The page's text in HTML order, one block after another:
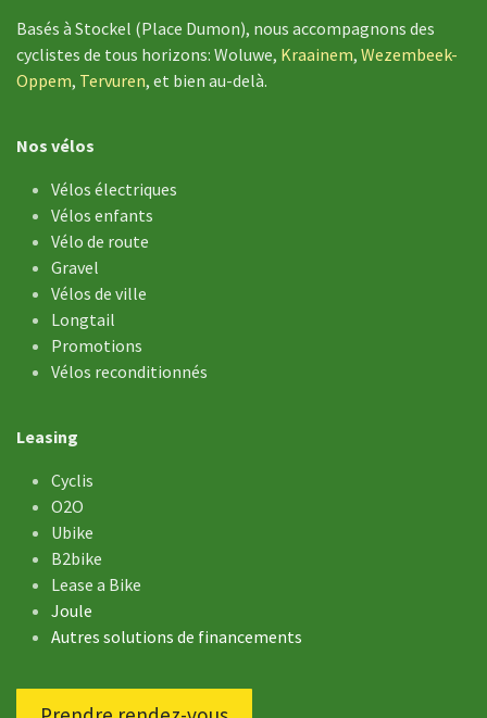
Basés à Stockel (Place Dumon), nous accompagnons des
cyclistes de tous horizons: Woluwe, Kraainem, Wezembeek-
Oppem, Tervuren, et bien au-delà.
Nos vélos
Vélos électriques
Vélos enfants
Vélo de ​route
Gravel
Vélos de ville
Longtail
Promotions
Vélos reconditionnés
Leasing
Cyclis
O2O
Ubike
B2bike
Lease a Bike
Joule
Autres solutions de financements